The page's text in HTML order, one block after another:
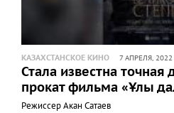
КАЗАХСТАНСКОЕ КИНО 7 АПРЕЛЯ, 2022
Стала известна точная
прокат фильма «Ұлы
Режиссер Акан Сатаев